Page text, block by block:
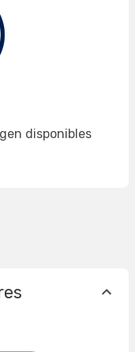
disponibles